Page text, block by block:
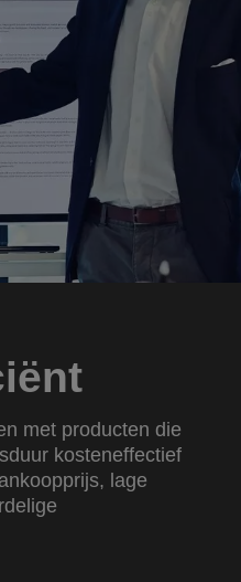
met producten die
kosteneffectief
lage